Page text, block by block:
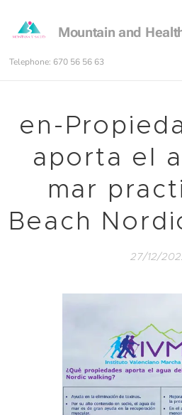
Mountain and
Telephone: 670 56 56 63
en-
aporta el
mar
Beach
27/12/